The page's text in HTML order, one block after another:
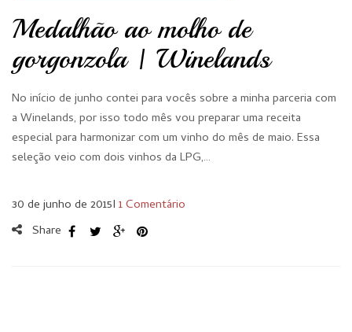
Medalhão ao molho de
gorgonzola | Winelands
No início de junho contei para vocês sobre a minha parceria com
a Winelands, por isso todo mês vou preparar uma receita
especial para harmonizar com um vinho do mês de maio. Essa
seleção veio com dois vinhos da LPG,…
30 de junho de 2015I 1 Comentário
Share